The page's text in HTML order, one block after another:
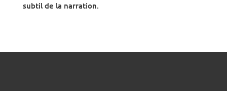
subtil de la narration.